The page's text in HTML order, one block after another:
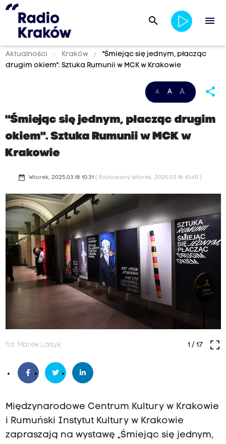
search menu
Aktualności Kraków
"Śmiejąc się jednym, płacząc
drugim okiem". Sztuka Rumunii w MCK w Krakowie
A A A share
"Śmiejąc się jednym, płacząc drugim
okiem". Sztuka Rumunii w MCK w
Krakowie
date_range Wtorek, 2025.03.18 10:31 ( Edytowany Wtorek, 2025.03.18 10:40 )
fot: Marek Lasyk crop_free
1/ 17
Międzynarodowe Centrum Kultury w Krakowie
i Rumuński Instytut Kultury w Krakowie
zapraszają na wystawę „Śmiejąc się jednym,